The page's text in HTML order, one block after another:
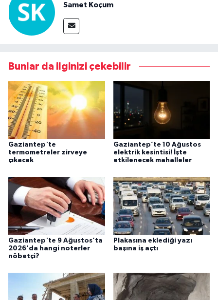
Samet Koçum
Bunlar da ilginizi çekebilir
Gaziantep'te
termometreler zirveye
çıkacak
Gaziantep’te 10 Ağustos
elektrik kesintisi! İşte
etkilenecek mahalleler
Gaziantep'te 9 Ağustos’ta
2026'da hangi noterler
nöbetçi?
Plakasına eklediği yazı
başına iş açtı